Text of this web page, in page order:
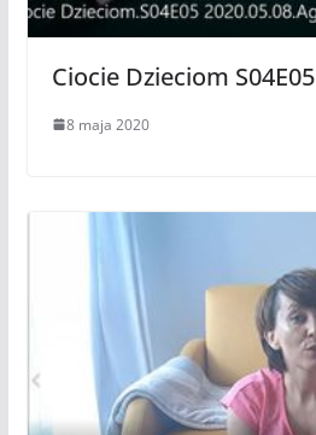
Ciocie Dzieciom S04E05
8 maja 2020